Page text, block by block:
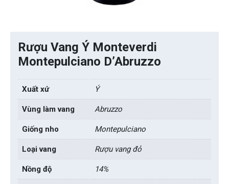
Rượu Vang Ý Monteverdi
Montepulciano D’Abruzzo
Xuất xứ Ý
Vùng làm vang Abruzzo
Giống nho Montepulciano
Loại vang Rượu vang đỏ
Nồng độ 14%